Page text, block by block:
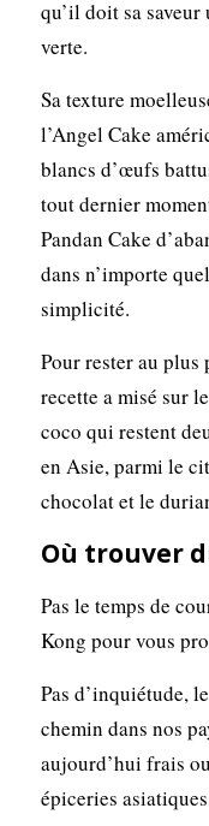
qu’il doit sa
verte.
Sa texture
l’Angel Cake
blancs d’œufs
tout dernier
Pandan Cake
dans n’importe
simplicité.
Pour rester au plus
recette a misé sur
coco qui restent
en Asie, parmi le
chocolat et le
Où trouver
Pas le temps de
Kong pour vous
Pas d’inquiétude,
chemin dans nos
aujourd’hui frais
épiceries